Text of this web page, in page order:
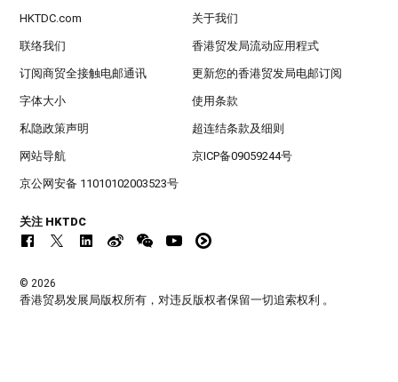
HKTDC.com 关于我们
联络我们 香港贸发局流动应用程式
订阅商贸全接触电邮通讯 更新您的香港贸发局电邮订阅
字体大小 使用条款
私隐政策声明 超连结条款及细则
网站导航 京ICP备09059244号
京公网安备 11010102003523号
关注 HKTDC
© 2026
香港贸易发展局版权所有，对违反版权者保留一切追索权利 。